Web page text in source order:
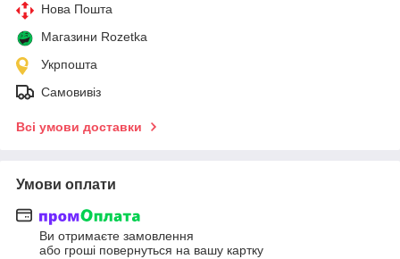
Нова Пошта
Магазини Rozetka
Укрпошта
Самовивіз
Всі умови доставки
Умови оплати
Ви отримаєте замовлення
або гроші повернуться на вашу картку